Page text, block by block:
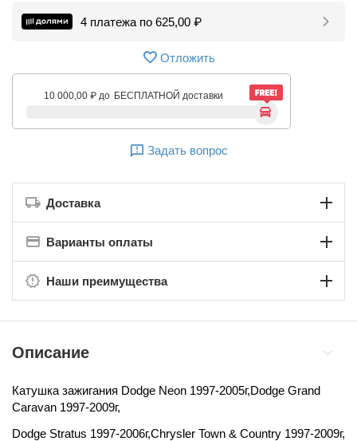
4 платежа по 625,00 ₽
Отложить
10 000,00 ₽ до БЕСПЛАТНОЙ доставки
Задать вопрос
Доставка
Варианты оплаты
Наши преимущества
Описание
Катушка зажигания Dodge Neon 1997-2005г,Dodge Grand
Caravan 1997-2009г,
Dodge Stratus 1997-2006г,Chrysler Town & Country 1997-2009г,